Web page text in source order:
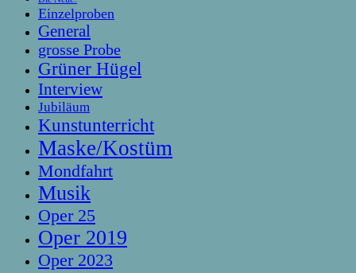
Einzelproben
General
grosse Probe
Grüner Hügel
Interview
Jubiläum
Kunstunterricht
Maske/Kostüm
Mondfahrt
Musik
Oper 25
Oper 2019
Oper 2023